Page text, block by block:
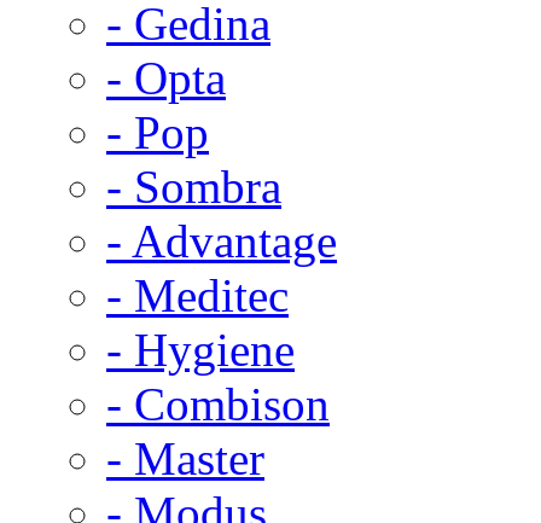
- Gedina
- Opta
- Pop
- Sombra
- Advantage
- Meditec
- Hygiene
- Combison
- Master
- Modus